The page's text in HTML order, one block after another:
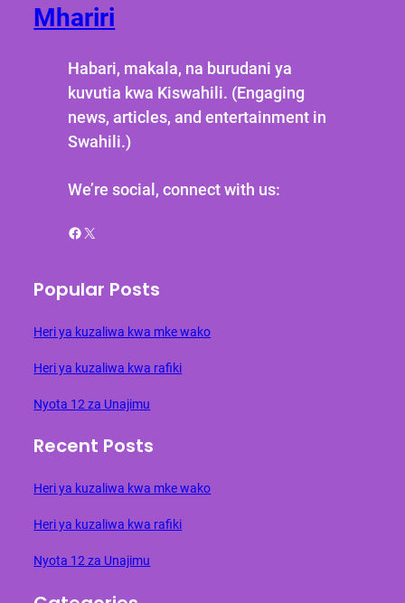
Mhariri
Habari, makala, na burudani ya
kuvutia kwa Kiswahili. (Engaging
news, articles, and entertainment in
Swahili.)
We’re social, connect with us:
Facebook X
Popular Posts
Heri ya kuzaliwa kwa mke wako
Heri ya kuzaliwa kwa rafiki
Nyota 12 za Unajimu
Recent Posts
Heri ya kuzaliwa kwa mke wako
Heri ya kuzaliwa kwa rafiki
Nyota 12 za Unajimu